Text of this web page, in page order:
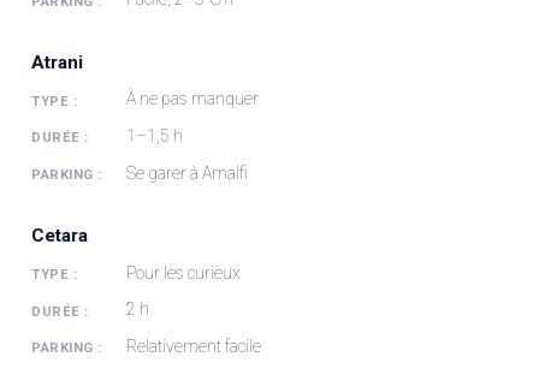
Atrani
À ne pas manquer
1–1,5 h
Se garer à Amalfi
Cetara
Pour les curieux
2 h
Relativement facile